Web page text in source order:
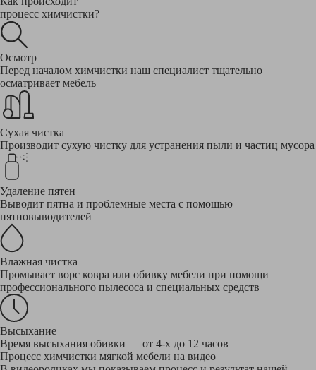
процесс химчистки?
Осмотр
Перед началом химчистки наш специалист тщательно
осматривает мебель
Сухая чистка
Производит сухую чистку для устранения пыли и частиц мусора
Удаление пятен
Выводит пятна и проблемные места с помощью
пятновыводителей
Влажная чистка
Промывает ворс ковра или обивку мебели при помощи
профессионального пылесоса и специальных средств
Высыхание
Время высыхания обивки — от 4-х до 12 часов
Процесс химчистки мягкой мебели на видео